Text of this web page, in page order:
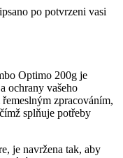
po potvrzeni vasi
Optimo 200g je
ochrany vašeho
zpracováním,
splňuje potřeby
je navržena tak, aby